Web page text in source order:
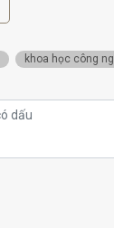
khoa học công